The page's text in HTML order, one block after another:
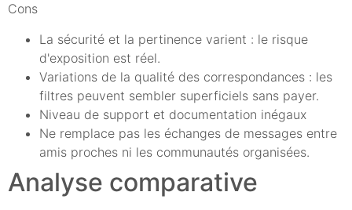
Cons
La sécurité et la pertinence varient : le risque
d'exposition est réel.
Variations de la qualité des correspondances : les
filtres peuvent sembler superficiels sans payer.
Niveau de support et documentation inégaux
Ne remplace pas les échanges de messages entre
amis proches ni les communautés organisées.
Analyse comparative